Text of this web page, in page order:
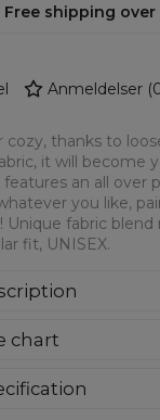
Free shipping over
Anmeldelser(
cozy, thanks to
it will become
features an all over
you like,
Unique fabric
fit, UNISEX.
z wysokiej
Trwałe,
chart